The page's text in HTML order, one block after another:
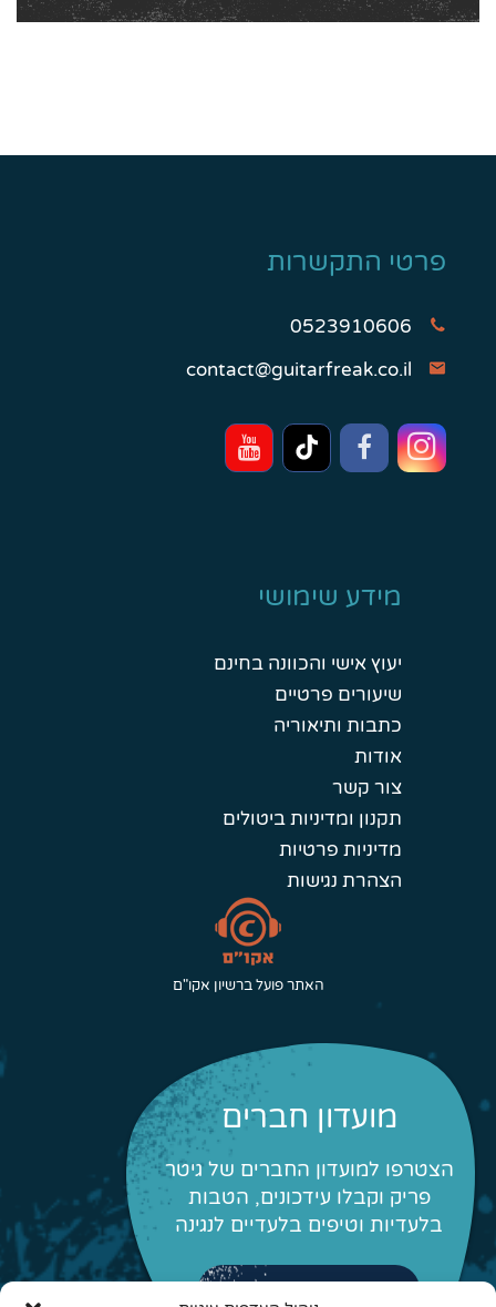
פרטי התקשרות
0523910606
contact@guitarfreak.co.il
מידע שימושי
יעוץ אישי והכוונה בחינם
שיעורים פרטיים
כתבות ותיאוריה
אודות
צור קשר
תקנון ומדיניות ביטולים
מדיניות פרטיות
הצהרת נגישות
האתר פועל ברשיון אקו"ם
מועדון חברים
הצטרפו למועדון החברים של גיטר
פריק וקבלו עידכונים, הטבות
בלעדיות וטיפים בלעדיים לנגינה
לפרטים והצטרפות